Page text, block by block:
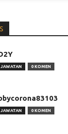
JAWATAN 0 KOMEN
JAWATAN 0 KOMEN